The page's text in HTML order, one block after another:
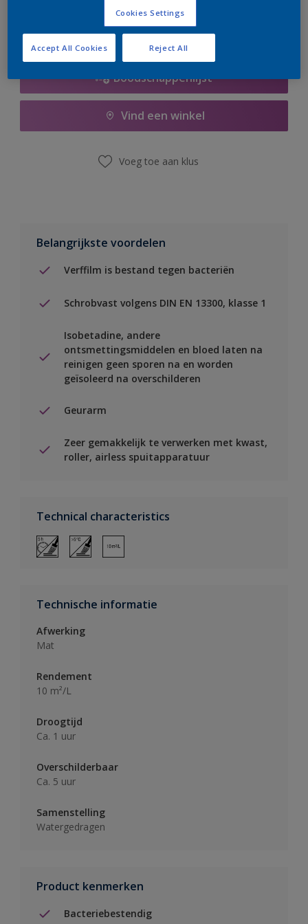
Boodschappenlijst
Vind een winkel
Voeg toe aan klus
Belangrijkste voordelen
Verffilm is bestand tegen bacteriën
Schrobvast volgens DIN EN 13300, klasse 1
Isobetadine, andere
ontsmettingsmiddelen en bloed laten na
reinigen geen sporen na en worden
geïsoleerd na overschilderen
Geurarm
Zeer gemakkelijk te verwerken met kwast,
roller, airless spuitapparatuur
Technical characteristics
Technische informatie
Afwerking
Mat
Rendement
10 m²/L
Droogtijd
Ca. 1 uur
Overschilderbaar
Ca. 5 uur
Samenstelling
Watergedragen
Product kenmerken
Bacteriebestendig
Cookies Settings
Reject All
Accept All Cookies